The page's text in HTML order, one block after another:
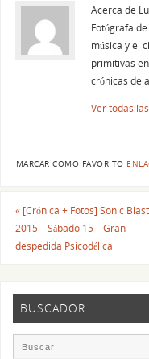
Acerca de
Fotógrafa
música y el
primitivas
crónicas de
Ver todas
MARCAR COMO FAVORITO
«[Crónica + Fotos] Sonic Blast
2015 – Sábado 15 – Gran
despedida Psicodélica
BUSCADOR